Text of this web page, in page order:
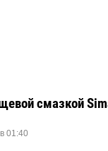
смазкой
01:40